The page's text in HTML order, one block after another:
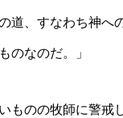
道、すなわち神へ
のなのだ。」
ものの牧師に警戒